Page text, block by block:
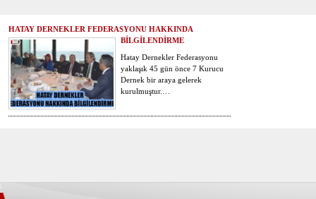
HATAY DERNEKLER FEDERASYONU HAKKINDA
BİLGİLENDİRME
Hatay Dernekler Federasyonu
yaklaşık 45 gün önce 7 Kurucu
Dernek bir araya gelerek
kurulmuştur.…